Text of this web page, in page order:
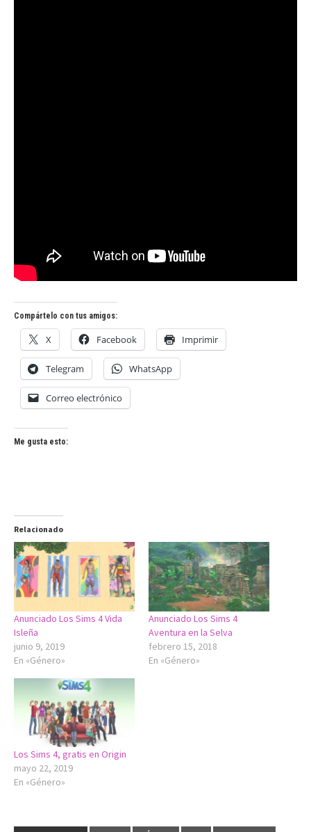
Compártelo con tus amigos:
X Facebook Imprimir
Telegram WhatsApp
Correo electrónico
Me gusta esto:
Relacionado
Anunciado Los Sims 4 Vida
Isleña
junio 9, 2019
En «Género»
Anunciado Los Sims 4
Aventura en la Selva
febrero 15, 2018
En «Género»
Los Sims 4, gratis en Origin
mayo 22, 2019
En «Género»